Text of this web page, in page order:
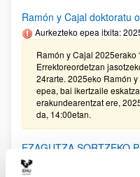
Ramón y Cajal doktoratu
Aurkezteko epea itxita:
Ramón y Cajal 2025erako
Errektoreordetzan
24rarte. 2025eko Ramón
epea, bai ikertzaile
erakundearentzat ere,
da, 14:00etan.
EZAGUTZA SORTZEKO